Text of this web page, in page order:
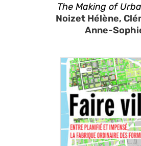
The Making of
Noizet Hélène,
Anne-